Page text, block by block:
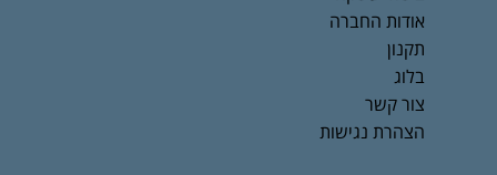
אודות החברה
תקנון
בלוג
צור קשר
הצהרת נגישות